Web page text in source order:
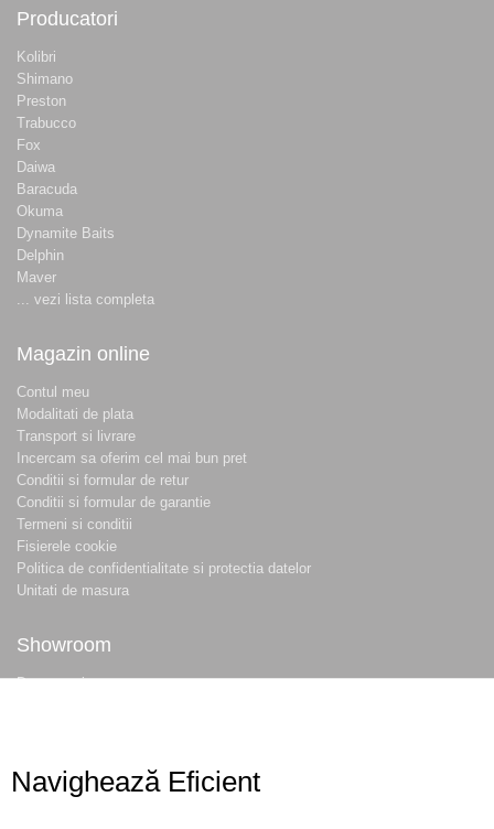
Producatori
Kolibri
Shimano
Preston
Trabucco
Fox
Daiwa
Baracuda
Okuma
Dynamite Baits
Delphin
Maver
... vezi lista completa
Magazin online
Contul meu
Modalitati de plata
Transport si livrare
Incercam sa oferim cel mai bun pret
Conditii si formular de retur
Conditii si formular de garantie
Termeni si conditii
Fisierele cookie
Politica de confidentialitate si protectia datelor
Unitati de masura
Showroom
Despre noi
Navighează Eficient